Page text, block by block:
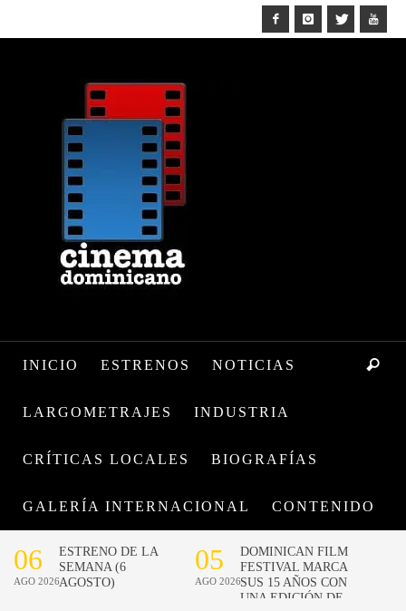
INICIO ESTRENOS NOTICIAS
LARGOMETRAJES INDUSTRIA
CRÍTICAS LOCALES BIOGRAFÍAS
GALERÍA INTERNACIONAL CONTENIDO